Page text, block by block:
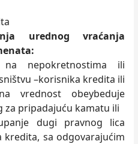
urednog vraćanja
nepokretnostima ili
–korisnika kredita ili
vrednost obeybeduje
za pripadajuću kamatu ili
dugi pravnog lica
sa odgovarajućim